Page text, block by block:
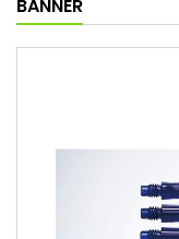
BANNER